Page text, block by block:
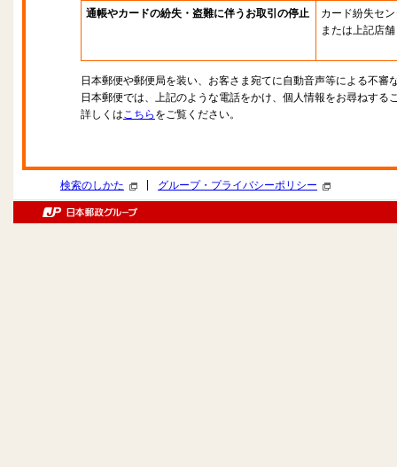
通帳やカードの紛失・盗難に伴うお取引の停止
カード紛失セ
または上記店舗
日本郵便や郵便局を装い、お客さま宛てに自動音声等による不審
日本郵便では、上記のような電話をかけ、個人情報をお尋ねする
詳しくはこちら をご覧ください。
検索のしかた グループ・プライバシーポリシー